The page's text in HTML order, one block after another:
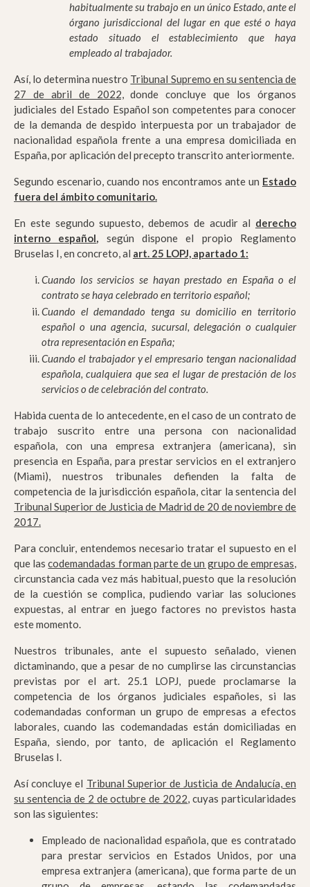
habitualmente su trabajo en un único Estado, ante el
órgano jurisdiccional del lugar en que esté o haya
estado situado el establecimiento que haya
empleado al trabajador.
Así, lo determina nuestro Tribunal Supremo en su sentencia de
27 de abril de 2022,donde concluye que los órganos
judiciales del Estado Español son competentes para conocer
de la demanda de despido interpuesta por un trabajador de
nacionalidad española frente a una empresa domiciliada en
España, por aplicación del precepto transcrito anteriormente.
Segundo escenario, cuando nos encontramos ante un Estado
fuera del ámbito comunitario.
En este segundo supuesto, debemos de acudir al derecho
interno español, según dispone el propio Reglamento
Bruselas I, en concreto, al art. 25 LOPJ, apartado 1:
Cuando los servicios se hayan prestado en España o el
contrato se haya celebrado en territorio español;
Cuando el demandado tenga su domicilio en territorio
español o una agencia, sucursal, delegación o cualquier
otra representación en España;
Cuando el trabajador y el empresario tengan nacionalidad
española, cualquiera que sea el lugar de prestación de los
servicios o de celebración del contrato.
Habida cuenta de lo antecedente, en el caso de un contrato de
trabajo suscrito entre una persona con nacionalidad
española, con una empresa extranjera (americana), sin
presencia en España, para prestar servicios en el extranjero
(Miami), nuestros tribunales defienden la falta de
competencia de la jurisdicción española, citar la sentencia del
Tribunal Superior de Justicia de Madrid de 20 de noviembre de
2017.
Para concluir, entendemos necesario tratar el supuesto en el
que lascodemandadas forman parte de un grupo de empresas,
circunstancia cada vez más habitual, puesto que la resolución
de la cuestión se complica, pudiendo variar las soluciones
expuestas, al entrar en juego factores no previstos hasta
este momento.
Nuestros tribunales, ante el supuesto señalado, vienen
dictaminando, que a pesar de no cumplirse las circunstancias
previstas por el art. 25.1 LOPJ, puede proclamarse la
competencia de los órganos judiciales españoles, si las
codemandadas conforman un grupo de empresas a efectos
laborales, cuando las codemandadas están domiciliadas en
España, siendo, por tanto, de aplicación el Reglamento
Bruselas I.
Así concluye el Tribunal Superior de Justicia de Andalucía, en
su sentencia de 2 de octubre de 2022, cuyas particularidades
son las siguientes:
Empleado de nacionalidad española, que es contratado
para prestar servicios en Estados Unidos, por una
empresa extranjera (americana), que forma parte de un